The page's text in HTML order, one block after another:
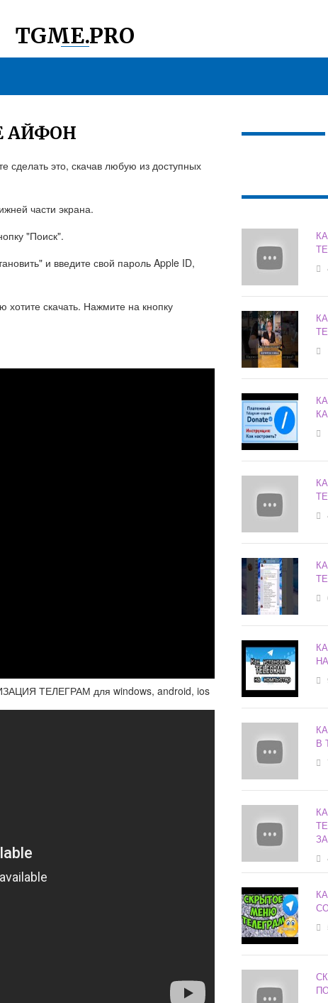
TGME.PRO
АЙФОН
это, скачав любую из доступных
части экрана.
"Поиск".
и введите свой пароль Apple ID,
хотите скачать. Нажмите на кнопку
ТЕЛЕГРАМ для windows, android, ios
В